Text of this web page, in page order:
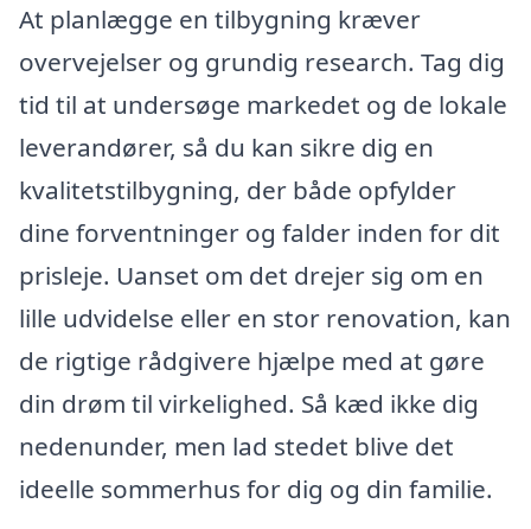
At planlægge en tilbygning kræver
overvejelser og grundig research. Tag dig
tid til at undersøge markedet og de lokale
leverandører, så du kan sikre dig en
kvalitetstilbygning, der både opfylder
dine forventninger og falder inden for dit
prisleje. Uanset om det drejer sig om en
lille udvidelse eller en stor renovation, kan
de rigtige rådgivere hjælpe med at gøre
din drøm til virkelighed. Så kæd ikke dig
nedenunder, men lad stedet blive det
ideelle sommerhus for dig og din familie.